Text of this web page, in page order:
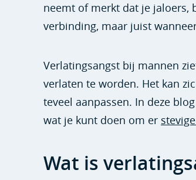
neemt of merkt dat je jaloers,
verbinding, maar juist
Verlatingsangst bij mannen
verlaten te worden. Het kan
teveel aanpassen. In deze
wat je kunt doen om er
Wat is